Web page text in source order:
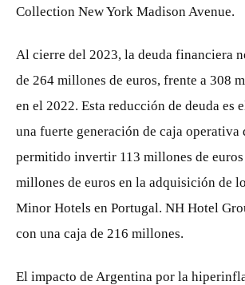
Collection New York Madison Avenue.
Al cierre del 2023, la deuda financiera
de 264 millones de euros, frente a 308
en el 2022. Esta reducción de deuda es
una fuerte generación de caja operativa
permitido invertir 113 millones de euros
millones de euros en la adquisición de
Minor Hotels en Portugal. NH Hotel
con una caja de 216 millones.
El impacto de Argentina por la